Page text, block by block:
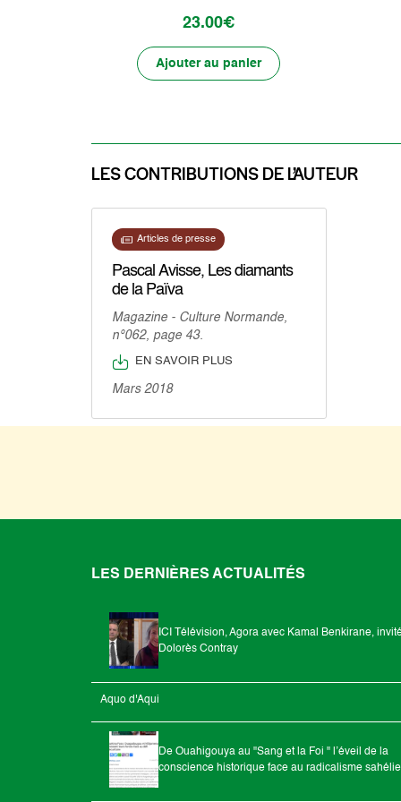
23.00€
Ajouter au panier
LES CONTRIBUTIONS DE L’AUTEUR
Articles de presse
Pascal Avisse, Les diamants
de la Païva
Magazine - Culture Normande,
n°062, page 43.
EN SAVOIR PLUS
Mars 2018
LES DERNIÈRES ACTUALITÉS
ICI Télévision, Agora avec Kamal Benkirane,
Dolorès Contray
Aquo d'Aqui
De Ouahigouya au "Sang et la Foi " l’éveil de la
conscience historique face au radicalisme